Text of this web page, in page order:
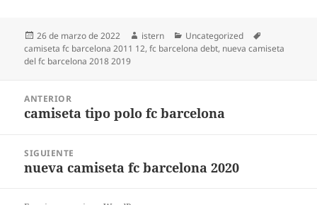
Publicado
el
26 de marzo de 2022 Autor
istern Categorías
Uncategorized
camiseta fc barcelona 2011 12,fc barcelona debt, nueva camiseta
del fc barcelona 2018 2019
entradas
ANTERIOR
Entrada
camiseta tipo polo fc barcelona
SIGUIENTE
Entrada
nueva camiseta fc barcelona 2020